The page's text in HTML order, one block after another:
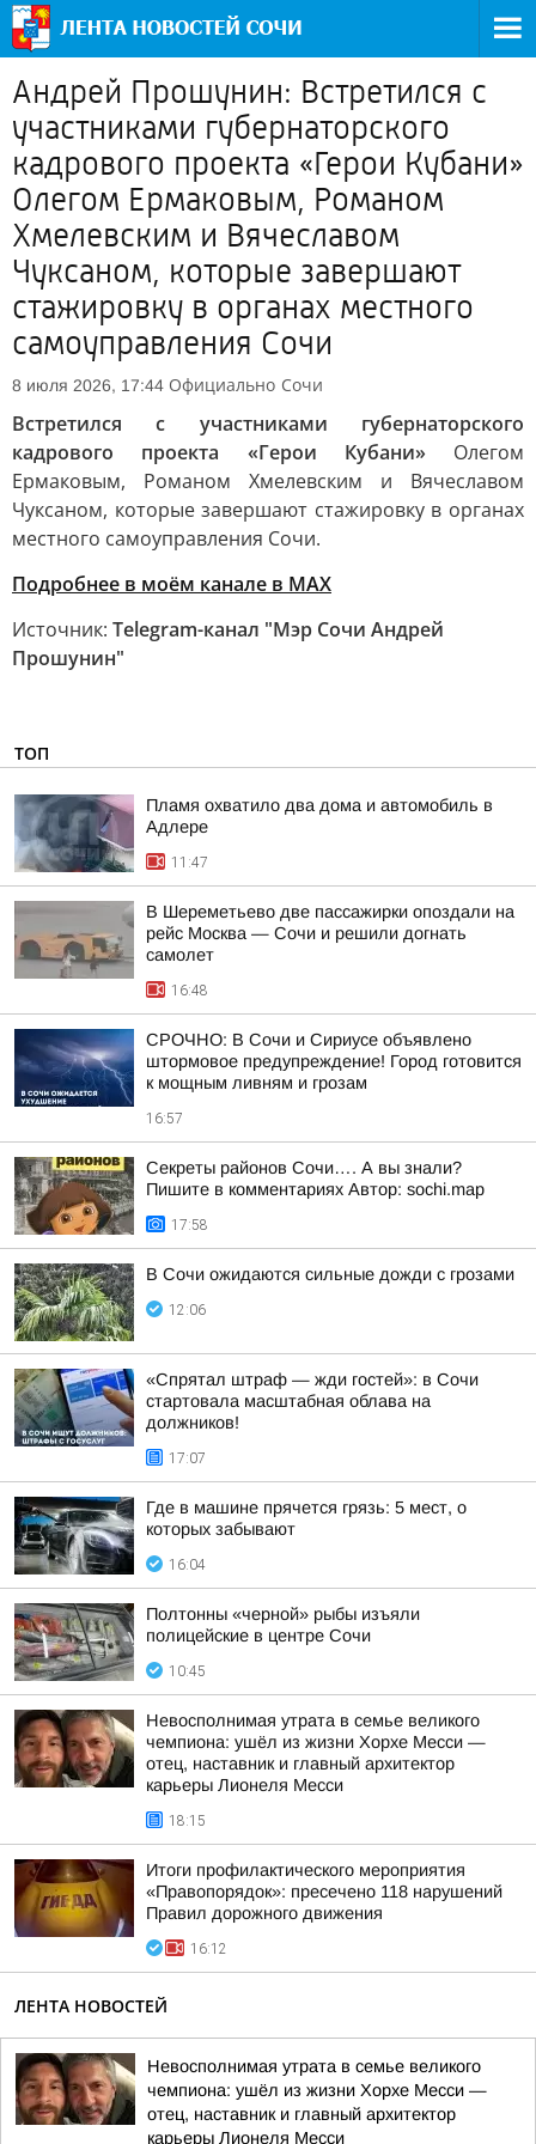
Андрей Прошунин: Встретился с
участниками губернаторского
кадрового проекта «Герои Кубани»
Олегом Ермаковым, Романом
Хмелевским и Вячеславом
Чуксаном, которые завершают
стажировку в органах местного
самоуправления Сочи
8 июля 2026, 17:44 Официально Сочи
Встретился с участниками губернаторского
кадрового проекта «Герои Кубани»Олегом
Ермаковым, Романом Хмелевским и Вячеславом
Чуксаном, которые завершают стажировку в органах
местного самоуправления Сочи.
Подробнее в моём канале в МАХ
Источник: Telegram-канал "Мэр Сочи Андрей
Прошунин"
ТОП
Пламя охватило два дома и автомобиль в
Адлере
11:47
В Шереметьево две пассажирки опоздали на
рейс Москва — Сочи и решили догнать
самолет
16:48
СРОЧНО: В Сочи и Сириусе объявлено
штормовое предупреждение! Город готовится
к мощным ливням и грозам
16:57
Секреты районов Сочи…. А вы знали?
Пишите в комментариях Автор: sochi.map
17:58
В Сочи ожидаются сильные дожди с грозами
12:06
«Спрятал штраф — жди гостей»: в Сочи
стартовала масштабная облава на
должников!
17:07
Где в машине прячется грязь: 5 мест, о
которых забывают
16:04
Полтонны «черной» рыбы изъяли
полицейские в центре Сочи
10:45
Невосполнимая утрата в семье великого
чемпиона: ушёл из жизни Хорхе Месси —
отец, наставник и главный архитектор
карьеры Лионеля Месси
18:15
Итоги профилактического мероприятия
«Правопорядок»: пресечено 118 нарушений
Правил дорожного движения
16:12
ЛЕНТА НОВОСТЕЙ
Невосполнимая утрата в семье великого
чемпиона: ушёл из жизни Хорхе Месси —
отец, наставник и главный архитектор
карьеры Лионеля Месси